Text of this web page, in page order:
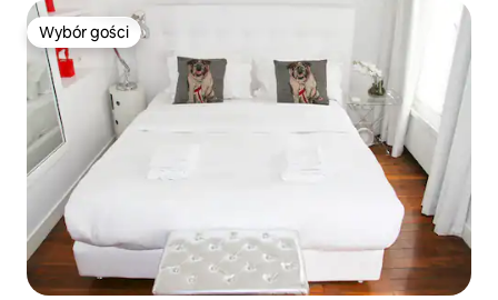
Wybór gości
Wybór gości